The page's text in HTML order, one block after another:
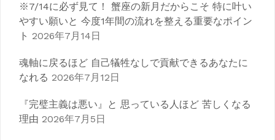
※7/14に必ず見て！ 蟹座の新月だからこそ 特に叶い
やすい願いと 今度1年間の流れを整える重要なポイン
ト 2026年7月14日
魂軸に戻るほど 自己犠牲なしで貢献できるあなたに
なれる 2026年7月12日
『完璧主義は悪い』と 思っている人ほど 苦しくなる
理由 2026年7月5日